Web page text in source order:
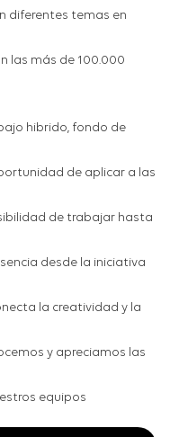
diferentes temas en
las más de 100.000
hibrido, fondo de
de aplicar a las
de trabajar hasta
desde la iniciativa
la creatividad y la
y apreciamos las
equipos